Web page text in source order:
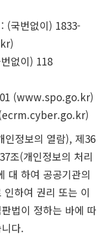
(국번없이) 1833-
없이) 118
(www.spo.go.kr)
인정보의 열람), 제36
조(개인정보의 처리
대 하여 공공기관의
하여 권리 또는 이
법이 정하는 바에 따
다.